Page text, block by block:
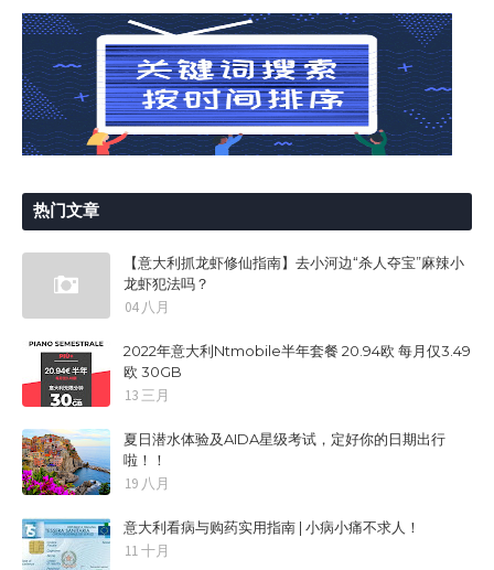
热门文章
【意大利抓龙虾修仙指南】去小河边“杀人夺宝”麻辣小
龙虾犯法吗？
04 八月
2022年意大利Ntmobile半年套餐 20.94欧 每月仅3.49
欧 30GB
13 三月
夏日潜水体验及AIDA星级考试，定好你的日期出行
啦！！
19 八月
意大利看病与购药实用指南 | 小病小痛不求人！
11 十月